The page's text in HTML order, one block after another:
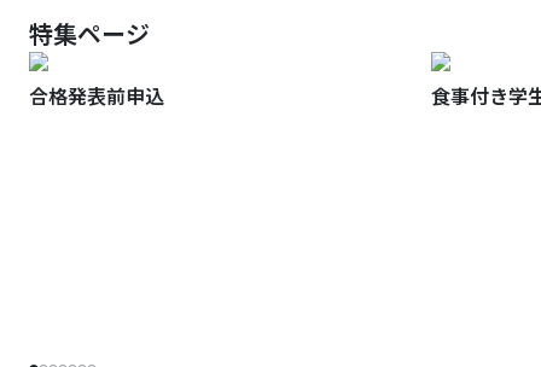
特集ページ
合格発表前申込 食事付き学